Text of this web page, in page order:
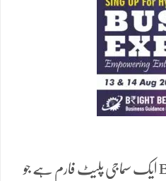
انہوں نے کہا کہBright Begin ایک سماجی پلیٹ فارم ہے جو